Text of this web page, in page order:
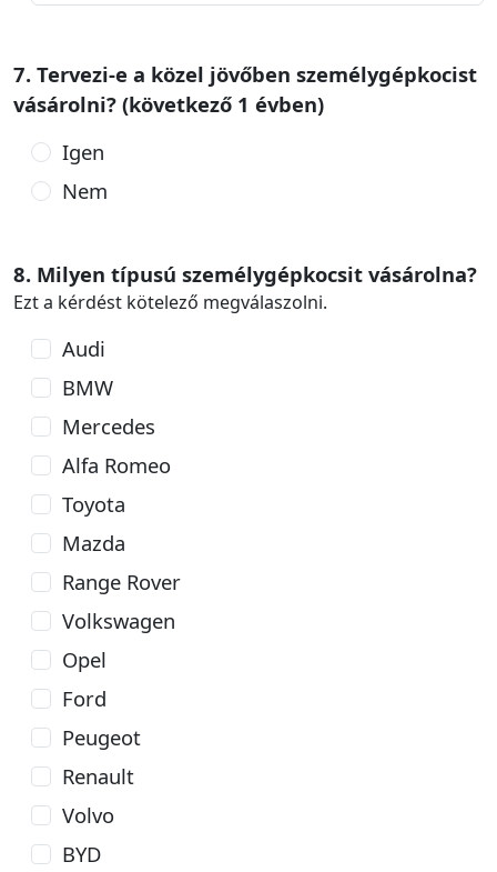
7. Tervezi-e a közel jövőben személygépkocist
vásárolni? (következő 1 évben)
Igen
Nem
8. Milyen típusú személygépkocsit vásárolna?
Ezt a kérdést kötelező megválaszolni.
Audi
BMW
Mercedes
Alfa Romeo
Toyota
Mazda
Range Rover
Volkswagen
Opel
Ford
Peugeot
Renault
Volvo
BYD